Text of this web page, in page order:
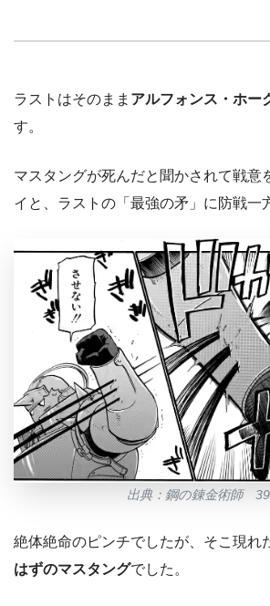
ラストはそのまま アルフォンス・ホー
す。
マスタングが死んだと聞かされて戦意
イと、ラストの「最強の矛」に防戦一
出典：鋼の錬金術師
絶体絶命のピンチでしたが、そこ現れ
はずのマスタングでした。